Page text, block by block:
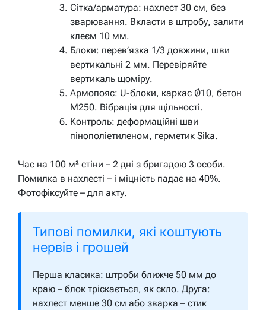
Сітка/арматура: нахлест 30 см, без
зварювання. Вкласти в штробу, залити
клеєм 10 мм.
Блоки: перев’язка 1/3 довжини, шви
вертикальні 2 мм. Перевіряйте
вертикаль щоміру.
Армопояс: U-блоки, каркас Ø10, бетон
М250. Вібрація для щільності.
Контроль: деформаційні шви
пінополіетиленом, герметик Sika.
Час на 100 м² стіни – 2 дні з бригадою 3 особи.
Помилка в нахлесті – і міцність падає на 40%.
Фотофіксуйте – для акту.
Типові помилки, які коштують
нервів і грошей
Перша класика: штроби ближче 50 мм до
краю – блок тріскається, як скло. Друга:
нахлест менше 30 см або зварка – стик